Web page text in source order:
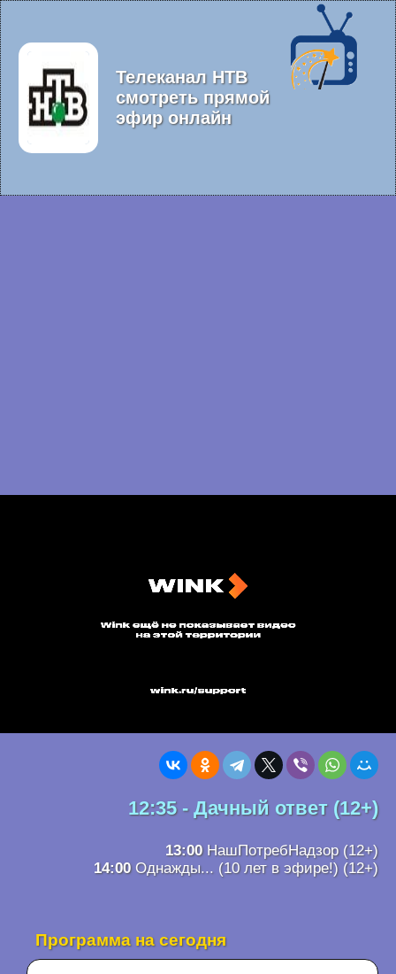
Телеканал НТВ
смотреть прямой
эфир онлайн
12:35 - Дачный ответ (12+)
13:00НашПотребНадзор (12+)
14:00Однажды... (10 лет в эфире!) (12+)
Программа на сегодня